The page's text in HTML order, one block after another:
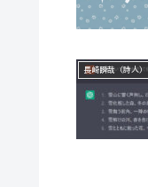
長崎瞬哉（詩人）